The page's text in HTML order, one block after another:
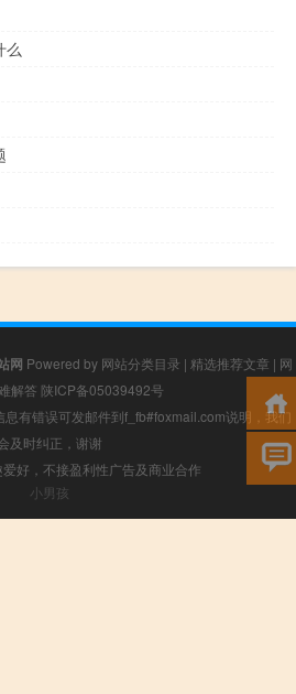
么
网 Powered by 网站分类目录 | 精选推荐文章 | 网
解答 陕ICP备05039492号
有错误可发邮件到f_fb#foxmail.com说明，我们
及时纠正，谢谢
好，不接盈利性广告及商业合作
小男孩